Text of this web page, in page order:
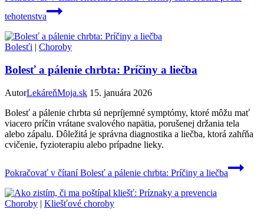
tehotenstva
Bolesťi | Choroby
Bolesť a pálenie chrbta: Príčiny a liečba
AutorLekáreňMoja.sk 15. januára 2026
Bolesť a pálenie chrbta sú nepríjemné symptómy, ktoré môžu mať
viacero príčin vrátane svalového napätia, porušenej držania tela
alebo zápalu. Dôležitá je správna diagnostika a liečba, ktorá zahŕňa
cvičenie, fyzioterapiu alebo prípadne lieky.
Pokračovať v čítaníBolesť a pálenie chrbta: Príčiny a liečba
Choroby | Kliešťové choroby